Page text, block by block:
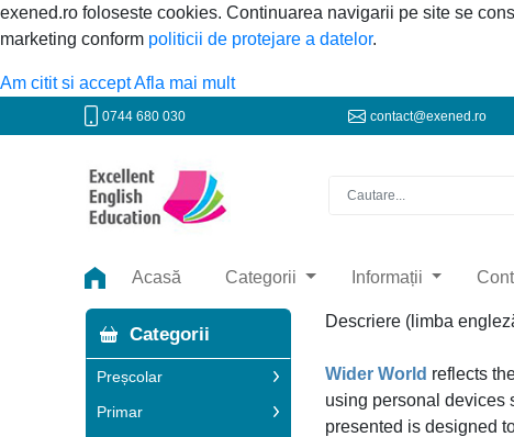
exened.ro foloseste cookies. Continuarea navigarii pe site se
marketing conform politicii de protejare a datelor.
Am citit si acceptAfla mai mult
0744 680 030 contact@exened.ro
Acasă Categorii Informații
Categorii
Preșcolar
Primar
Descriere (limba
Wider World reflects
using personal devices
presented is designed